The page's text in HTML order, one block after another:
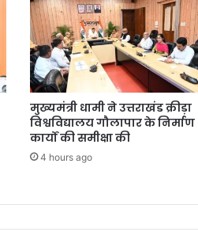
मुख्यमंत्री धामी ने उत्तराखंड क्रीड़ा
विश्वविद्यालय गौलापार के निर्माण
कार्यों की समीक्षा की
4 hours ago